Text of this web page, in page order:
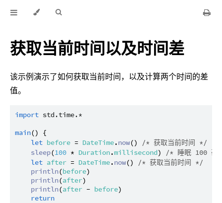
获取当前时间以及时间差
该示例演示了如何获取当前时间，以及计算两个时间的差
值。
import std.time.*
main() {
let before = DateTime.now()
/* 获取当前时间 */
sleep(100 * Duration.millisecond)
/* 睡眠 100 毫
let after = DateTime.now()
/* 获取当前时间 */
println(before)
println(after)
println(after - before)
return